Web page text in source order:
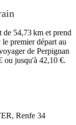
de 54,73 km et prend
premier départ au
de Perpignan
ou jusqu'à 42,10 €.
Renfe 34